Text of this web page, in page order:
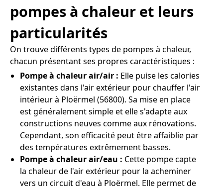
pompes à chaleur et leurs
particularités
On trouve différents types de pompes à chaleur,
chacun présentant ses propres caractéristiques :
Pompe à chaleur air/air : Elle puise les calories
existantes dans l'air extérieur pour chauffer l'air
intérieur à Ploërmel (56800). Sa mise en place
est généralement simple et elle s'adapte aux
constructions neuves comme aux rénovations.
Cependant, son efficacité peut être affaiblie par
des températures extrêmement basses.
Pompe à chaleur air/eau : Cette pompe capte
la chaleur de l'air extérieur pour la acheminer
vers un circuit d'eau à Ploërmel. Elle permet de